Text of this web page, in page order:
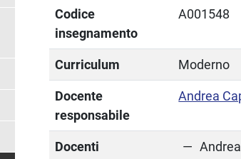
Codice
insegnamento
A001548
Curriculum Moderno
Docente
responsabile
Andrea
Docenti